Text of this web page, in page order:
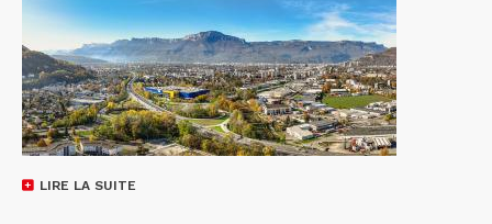
LIRE LA SUITE